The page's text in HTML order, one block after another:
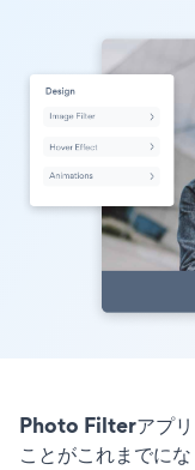
Photo Filterアプ
ことがこれまでに